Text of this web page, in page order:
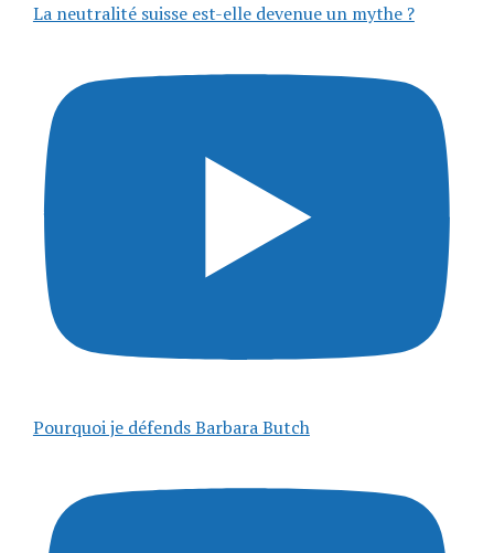
La neutralité suisse est-elle devenue un mythe ?
Pourquoi je défends Barbara Butch